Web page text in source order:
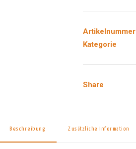
Artikelnummer
Kategorie
Share
Beschreibung Zusätzliche Information